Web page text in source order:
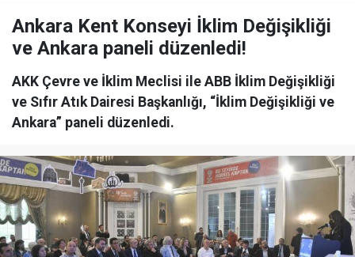
Ankara Kent Konseyi İklim Değişikliği
ve Ankara paneli düzenledi!
AKK Çevre ve İklim Meclisi ile ABB İklim Değişikliği
ve Sıfır Atık Dairesi Başkanlığı, “İklim Değişikliği ve
Ankara” paneli düzenledi.